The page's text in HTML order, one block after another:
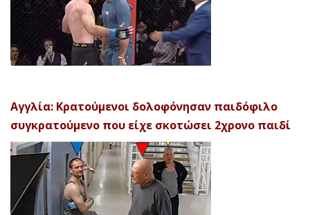
Αγγλία: Κρατούμενοι δολοφόνησαν παιδόφιλο
συγκρατούμενο που είχε σκοτώσει 2χρονο παιδί